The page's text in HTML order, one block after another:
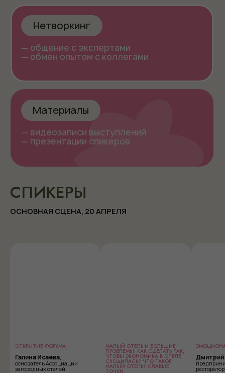
СПИКЕРЫ
ОСНОВНАЯ СЦЕНА, 20 АПРЕЛЯ
ОТКРЫТИЕ ФОРУМА
Галина Исаева,
основатель Ассоциации
загородных отелей
МАЛЫЙ ОТЕЛЬ И БОЛЬШИЕ
ПРОБЛЕМЫ: КАК СДЕЛАТЬ ТАК,
ЧТОБЫ ЭКОНОМИКА В ОТЕЛЕ
СХОДИЛАСЬ? ЧТО ТАКОЕ
МАЛЫЙ ОТЕЛЬ? СЛАБЫЕ
ТОЧКИ.